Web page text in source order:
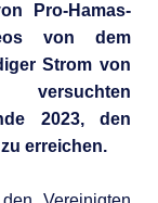
Pro-Hamas-
von dem
Strom von
versuchten
2023, den
erreichen.